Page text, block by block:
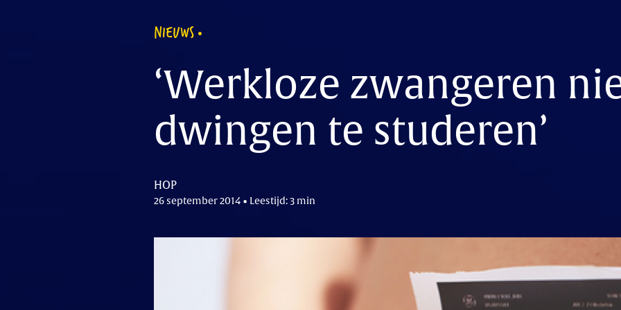
NIEUWS
‘Werkloze zwangeren
dwingen te studeren’
HOP
26 september 2014 • Leestijd: 3 min